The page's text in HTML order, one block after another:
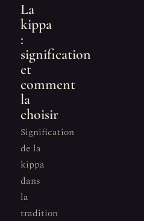
La
kippa
:
signification
et
comment
la
choisir
Signification
de la
kippa
dans
la
tradition